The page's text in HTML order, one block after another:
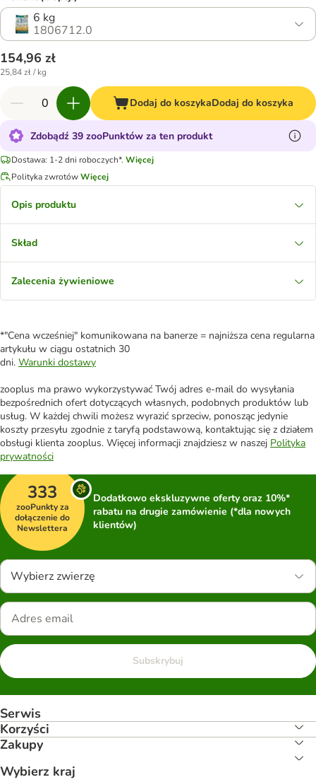
6 kg
1806712.0
154,96 zł
25,84 zł / kg
Dodaj do koszykaDodaj do koszyka
Zdobądź 39 zooPunktów za ten produkt
Dostawa: 1-2 dni roboczych*. Więcej
Polityka zwrotówWięcej
Opis produktu
Skład
Zalecenia żywieniowe
*"Cena wcześniej" komunikowana na banerze = najniższa cena regularna
artykułu w ciągu ostatnich 30
dni. Warunki dostawy
zooplus ma prawo wykorzystywać Twój adres e-mail do wysyłania
bezpośrednich ofert dotyczących własnych, podobnych produktów lub
usług. W każdej chwili możesz wyrazić sprzeciw, ponosząc jedynie
koszty przesyłu zgodnie z taryfą podstawową, kontaktując się z działem
obsługi klienta zooplus. Więcej informacji znajdziesz w naszej Polityka
prywatności
333
zooPunkty za
dołączenie do
Newslettera
Dodatkowo ekskluzywne oferty oraz 10%*
rabatu na drugie zamówienie (*dla nowych
klientów)
Wybierz zwierzę
Subskrybuj
Serwis
Korzyści
Zakupy
Wybierz kraj